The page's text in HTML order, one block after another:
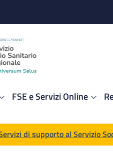
FSE e Servizi Online
di supporto al Servizio